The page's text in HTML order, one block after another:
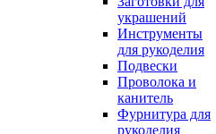
украшений
Инструменты
для рукоделия
Подвески
Проволока и
канитель
Фурнитура для
рукоделия